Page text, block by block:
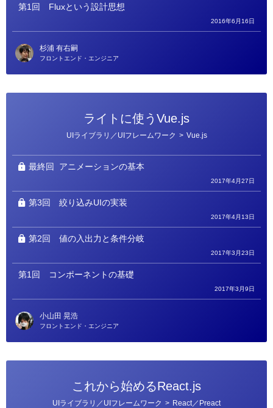
第1回 Fluxという設計思想
2016年6月16日
杉浦 有右嗣
フロントエンド・エンジニア
ライトに使うVue.js
リ
ー
UIライブラリ／UIフレームワーク > Vue.js
最終回 アニメーションの基本
2017年4月27日
第3回 絞り込みUIの実装
2017年4月13日
第2回 値の入出力と条件分岐
2017年3月23日
第1回 コンポーネントの基礎
2017年3月9日
小山田 晃浩
フロントエンド・エンジニア
これから始めるReact.js
UIライブラリ／UIフレームワーク > React／Preact